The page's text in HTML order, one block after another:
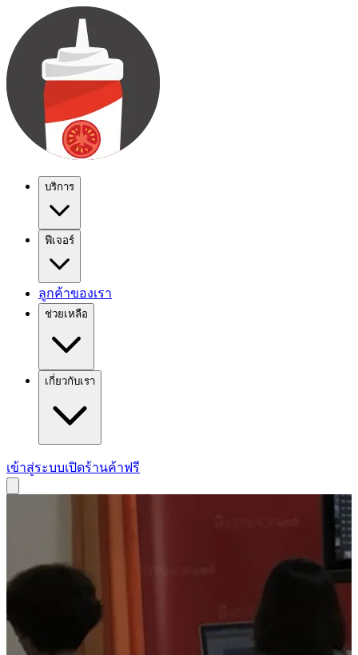
บริการ
ฟีเจอร์
ลูกค้าของเรา
ช่วยเหลือ
เกี่ยวกับเรา
เข้าสู่ระบบเปิดร้านค้าฟรี